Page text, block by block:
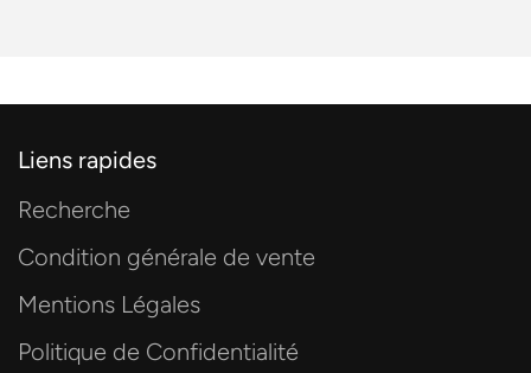
Liens rapides
Recherche
Condition générale de vente
Mentions Légales
Politique de Confidentialité